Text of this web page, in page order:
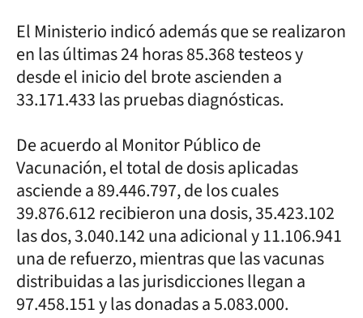
El Ministerio indicó además que se realizaron
en las últimas 24 horas 85.368 testeos y
desde el inicio del brote ascienden a
33.171.433 las pruebas diagnósticas.
De acuerdo al Monitor Público de
Vacunación, el total de dosis aplicadas
asciende a 89.446.797, de los cuales
39.876.612 recibieron una dosis, 35.423.102
las dos, 3.040.142 una adicional y 11.106.941
una de refuerzo, mientras que las vacunas
distribuidas a las jurisdicciones llegan a
97.458.151 y las donadas a 5.083.000.